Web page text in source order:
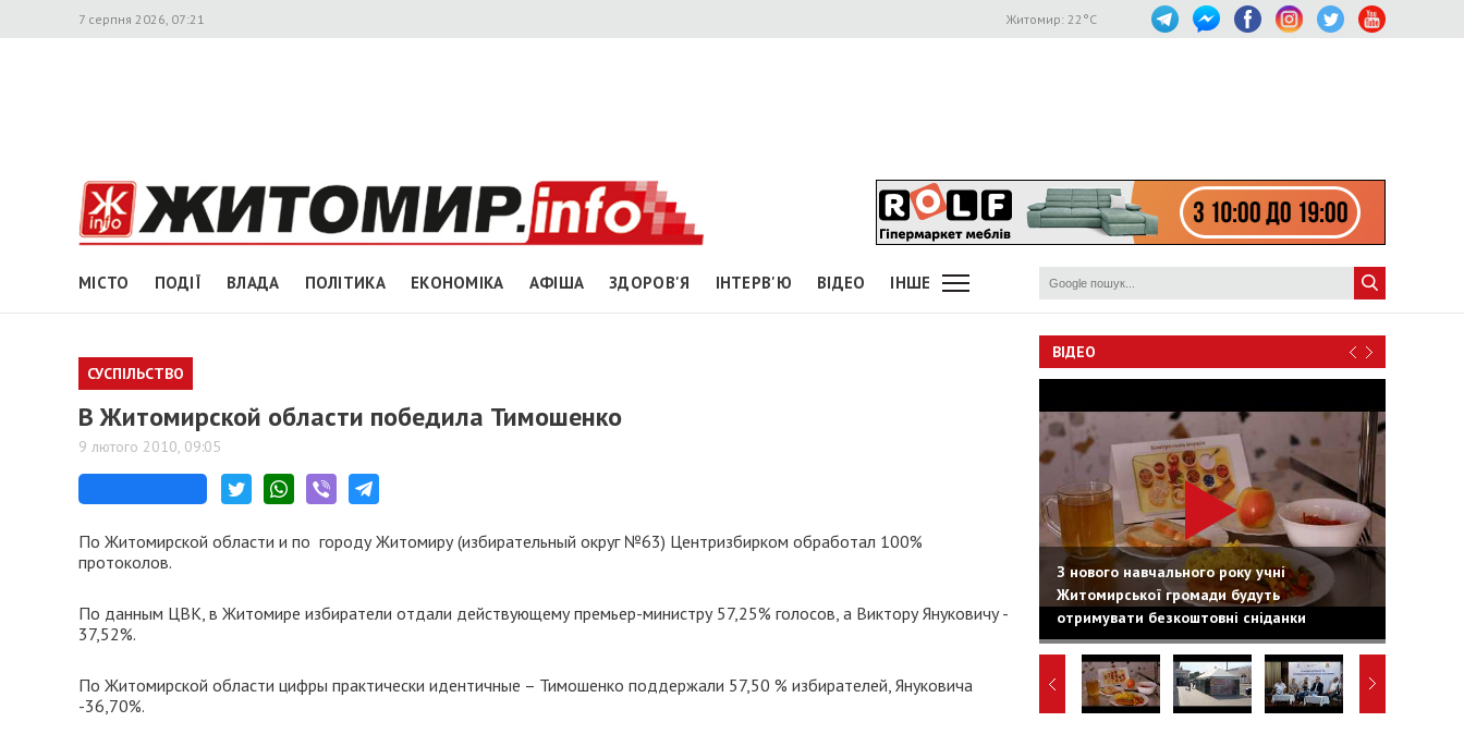
7 серпня 2026, 07:21 Житомир: 22 °C
МІСТО ПОДІЇ ВЛАДА ПОЛІТИКА ЕКОНОМІКА АФІША ЗДОРОВ'Я ІНТЕРВ'Ю ВІДЕО ІНШЕ
СУСПІЛЬСТВО
В Житомирской области победила Тимошенко
9 лютого 2010, 09:05
По Житомирской области и по городу Житомиру (избирательный округ №63) Центризбирком обработал 100%
протоколов.
По данным ЦВК, в Житомире избиратели отдали действующему премьер-министру 57,25% голосов, а Виктору Януковичу -
37,52%.
По Житомирской области цифры практически идентичные – Тимошенко поддержали 57,50 % избирателей, Януковича
-36,70%.
ВІДЕО
З нового навчального року учні
Житомирської громади будуть
отримувати безкоштовні сніданки